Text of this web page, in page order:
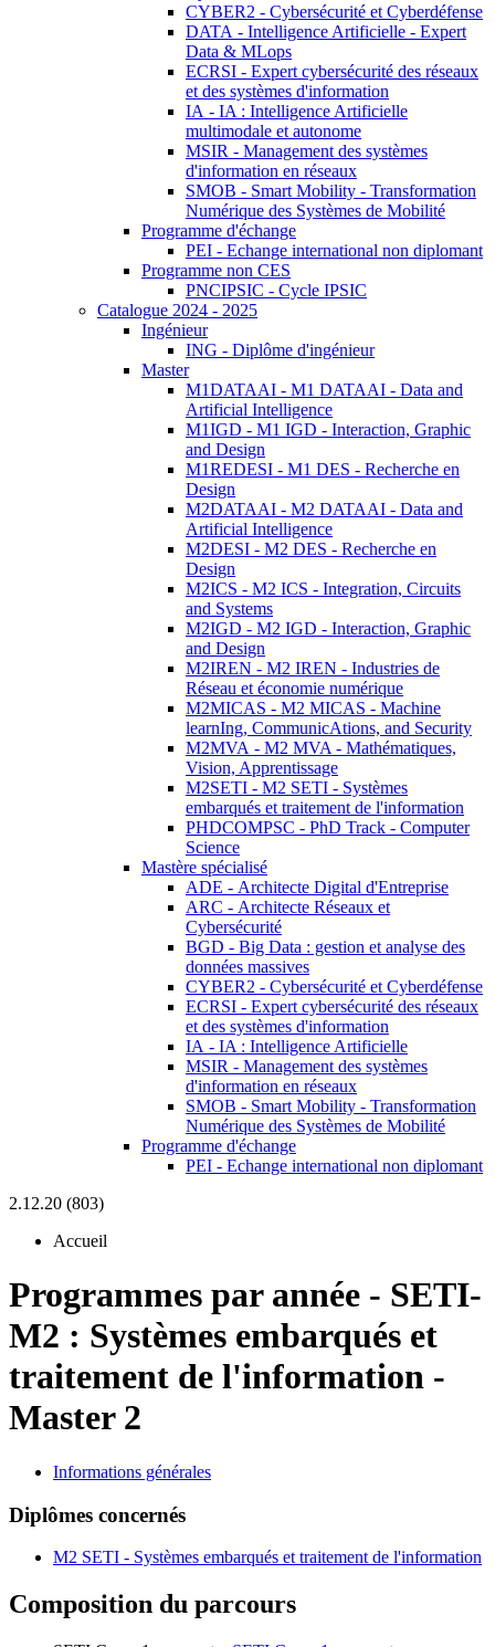
CYBER2 - Cybersécurité et Cyberdéfense
DATA - Intelligence Artificielle - Expert
Data & MLops
ECRSI - Expert cybersécurité des réseaux
et des systèmes d'information
IA - IA : Intelligence Artificielle
multimodale et autonome
MSIR - Management des systèmes
d'information en réseaux
SMOB - Smart Mobility - Transformation
Numérique des Systèmes de Mobilité
Programme d'échange
PEI - Echange international non diplomant
Programme non CES
PNCIPSIC - Cycle IPSIC
Catalogue 2024 - 2025
Ingénieur
ING - Diplôme d'ingénieur
Master
M1DATAAI - M1 DATAAI - Data and
Artificial Intelligence
M1IGD - M1 IGD - Interaction, Graphic
and Design
M1REDESI - M1 DES - Recherche en
Design
M2DATAAI - M2 DATAAI - Data and
Artificial Intelligence
M2DESI - M2 DES - Recherche en
Design
M2ICS - M2 ICS - Integration, Circuits
and Systems
M2IGD - M2 IGD - Interaction, Graphic
and Design
M2IREN - M2 IREN - Industries de
Réseau et économie numérique
M2MICAS - M2 MICAS - Machine
learnIng, CommunicAtions, and Security
M2MVA - M2 MVA - Mathématiques,
Vision, Apprentissage
M2SETI - M2 SETI - Systèmes
embarqués et traitement de l'information
PHDCOMPSC - PhD Track - Computer
Science
Mastère spécialisé
ADE - Architecte Digital d'Entreprise
ARC - Architecte Réseaux et
Cybersécurité
BGD - Big Data : gestion et analyse des
données massives
CYBER2 - Cybersécurité et Cyberdéfense
ECRSI - Expert cybersécurité des réseaux
et des systèmes d'information
IA - IA : Intelligence Artificielle
MSIR - Management des systèmes
d'information en réseaux
SMOB - Smart Mobility - Transformation
Numérique des Systèmes de Mobilité
Programme d'échange
PEI - Echange international non diplomant
2.12.20 (803)
Accueil
Programmes par année - SETI-
M2 : Systèmes embarqués et
traitement de l'information -
Master 2
Informations générales
Diplômes concernés
M2 SETI - Systèmes embarqués et traitement de l'information
Composition du parcours